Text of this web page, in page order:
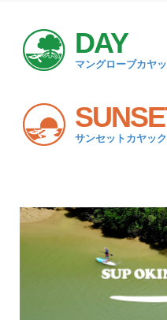
DAY
マングローブカヤ
サンセットカヤッ